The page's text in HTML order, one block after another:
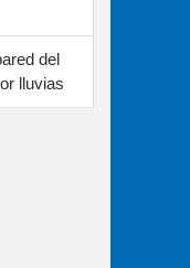
del
lluvias